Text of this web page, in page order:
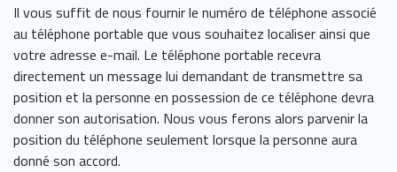
Il vous suffit de nous fournir le numéro de téléphone associé
au téléphone portable que vous souhaitez localiser ainsi que
votre adresse e-mail. Le téléphone portable recevra
directement un message lui demandant de transmettre sa
position et la personne en possession de ce téléphone devra
donner son autorisation. Nous vous ferons alors parvenir la
position du téléphone seulement lorsque la personne aura
donné son accord.